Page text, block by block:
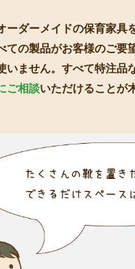
ーダーメイドの保育家具
ての製品がお客様のご要
いません。すべて特注
ご相談いただけることが